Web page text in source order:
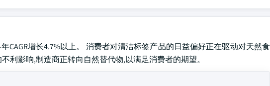
CAGR增长4.7%以上。 消费者对清洁标签产品的日益偏好正在驱动对天然食
利影响,制造商正转向自然替代物,以满足消费者的期望。